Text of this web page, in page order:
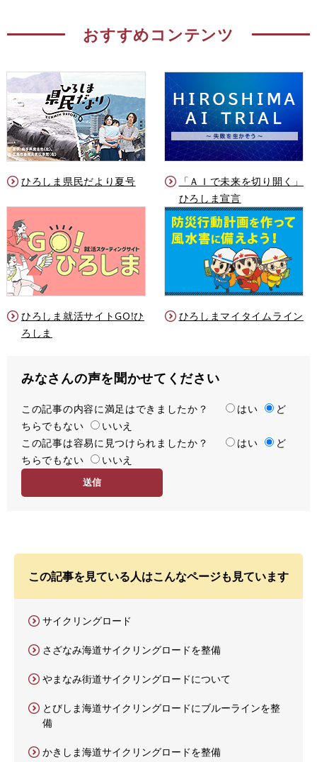
おすすめコンテンツ
ひろしま県民だより夏号
「ＡＩで未来を切り開く」
ひろしま宣言
ひろしま就活サイトGO!ひ
ろしま
ひろしまマイタイムライン
みなさんの声を聞かせてください
満
足
度
この記事の内容に満足はできましたか？ はい
ど
ちらでもない
いいえ
容
易
この記事は容易に見つけられましたか？ はい
ど
ちらでもない
いいえ
この記事を見ている人はこんなページも見ています
サイクリングロード
さざなみ海道サイクリングロードを整備
やまなみ街道サイクリングロードについて
とびしま海道サイクリングロードにブルーラインを整
備
かきしま海道サイクリングロードを整備